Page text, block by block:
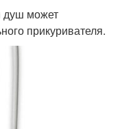
душ может
прикуривателя.